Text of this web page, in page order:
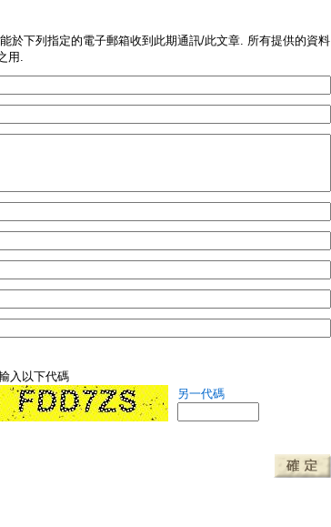
於下列指定的電子郵箱收到此期通訊/此文章. 所有提供的資料
用.
入以下代碼
另一代碼